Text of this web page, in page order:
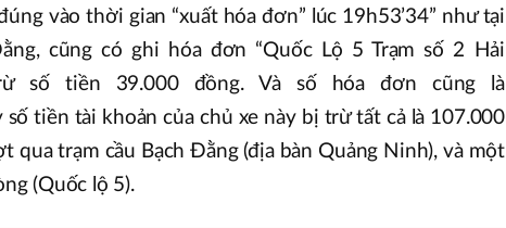
vào thời gian “xuất hóa đơn” lúc 19h53’34” như tại
cũng có ghi hóa đơn “Quốc Lộ 5 Trạm số 2 Hải
số tiền 39.000 đồng. Và số hóa đơn cũng là
tiền tài khoản của chủ xe này bị trừ tất cả là 107.000
qua trạm cầu Bạch Đằng (địa bàn Quảng Ninh), và một
(Quốc lộ 5).